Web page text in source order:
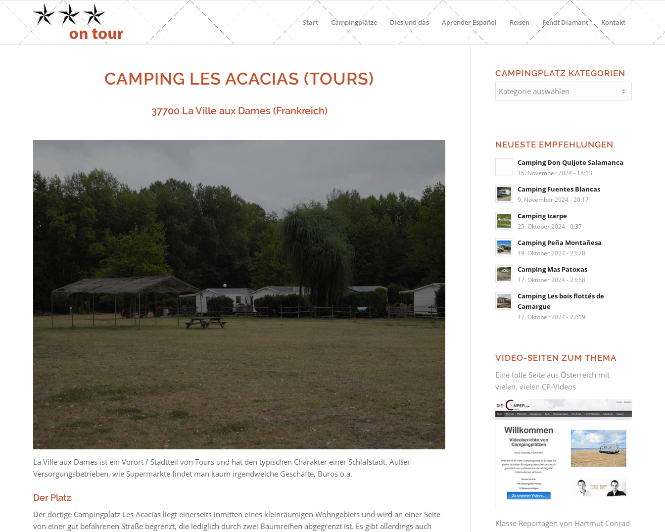
Start Campingplätze Dies und das Aprender Español Reisen Fendt Diamant Kontakt
CAMPING LES ACACIAS (TOURS)
37700 La Ville aux Dames (Frankreich)
La Ville aux Dames ist ein Vorort / Stadtteil von Tours und hat den typischen Charakter einer Schlafstadt. Außer
Versorgungsbetrieben, wie Supermärkte findet man kaum irgendwelche Geschäfte, Büros o.ä.
Der Platz
Der dortige Campingplatz Les Acacias liegt einerseits inmitten eines kleinräumigen Wohngebiets und wird an einer Seite
von einer gut befahrenen Straße begrenzt, die lediglich durch zwei Baumreihen abgegrenzt ist. Es gibt allerdings auch
CAMPINGPLATZ KATEGORIEN
Campingplatz
Kategorien
NEUESTE EMPFEHLUNGEN
Camping Don Quijote Salamanca
15. November 2024 - 18:13
Camping Fuentes Blancas
9. November 2024 - 20:17
Camping Izarpe
25. Oktober 2024 - 0:37
Camping Peña Montañesa
19. Oktober 2024 - 23:28
Camping Mas Patoxas
17. Oktober 2024 - 23:58
Camping Les bois flottés de
Camargue
17. Oktober 2024 - 22:19
VIDEO-SEITEN ZUM THEMA
Eine tolle Seite aus Österreich mit
vielen, vielen CP-Videos
Klasse Reportagen von Hartmut Conrad